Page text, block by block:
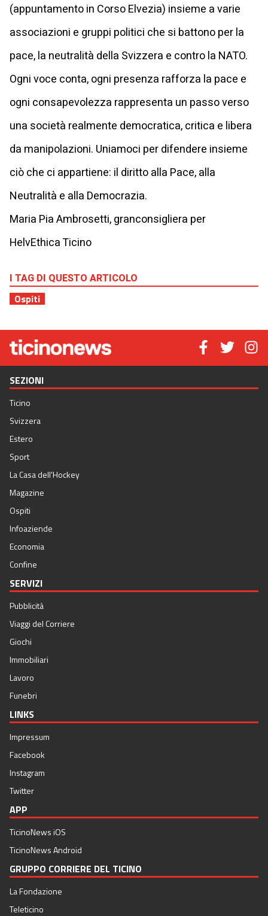
(appuntamento in Corso Elvezia) insieme a varie
associazioni e gruppi politici che si battono per la
pace, la neutralità della Svizzera e contro la NATO.
Ogni voce conta, ogni presenza rafforza la pace e
ogni consapevolezza rappresenta un passo verso
una società realmente democratica, critica e libera
da manipolazioni. Uniamoci per difendere insieme
ciò che ci appartiene: il diritto alla Pace, alla
Neutralità e alla Democrazia.
Maria Pia Ambrosetti, granconsigliera per
HelvEthica Ticino
I TAG DI QUESTO ARTICOLO
Ospiti
SEZIONI
Ticino
Svizzera
Estero
Sport
La Casa dell'Hockey
Magazine
Ospiti
Infoaziende
Economia
Confine
SERVIZI
Pubblicità
Viaggi del Corriere
Giochi
Immobiliari
Lavoro
Funebri
LINKS
Impressum
Facebook
Instagram
Twitter
APP
TicinoNews iOS
TicinoNews Android
GRUPPO CORRIERE DEL TICINO
La Fondazione
Teleticino